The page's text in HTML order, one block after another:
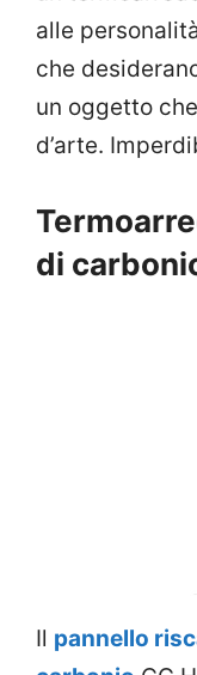
alle
che
un oggetto
d’arte.
di
Il pannello